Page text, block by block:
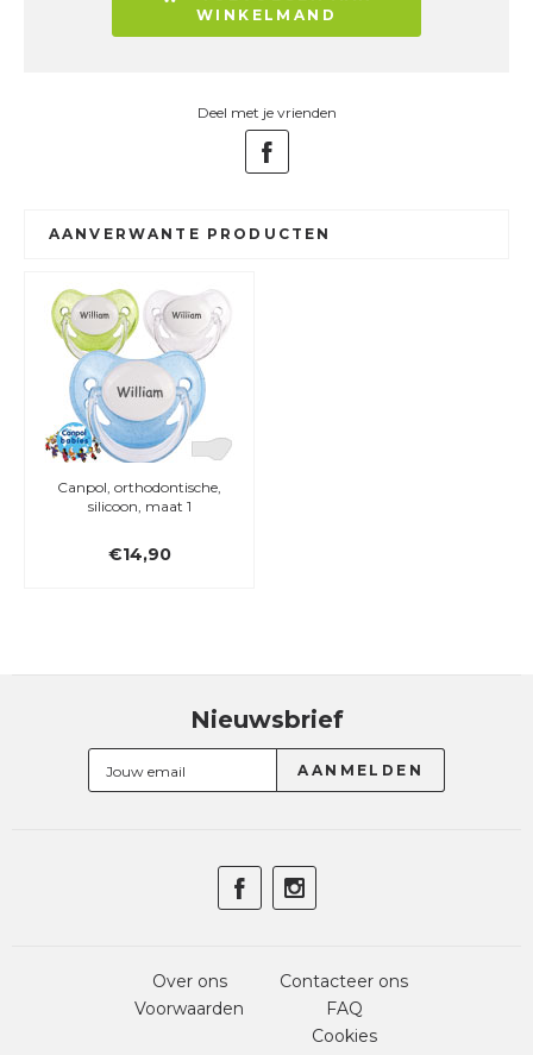
WINKELMAND
Deel met je vrienden
AANVERWANTE PRODUCTEN
Canpol, orthodontische,
silicoon, maat 1
€14,90
Nieuwsbrief
Over ons
Voorwaarden
Contacteer ons
FAQ
Cookies